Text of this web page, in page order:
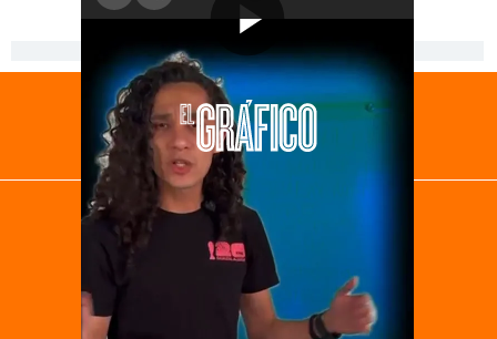
[Publicidad]
El Universal
Vive USA
Clase